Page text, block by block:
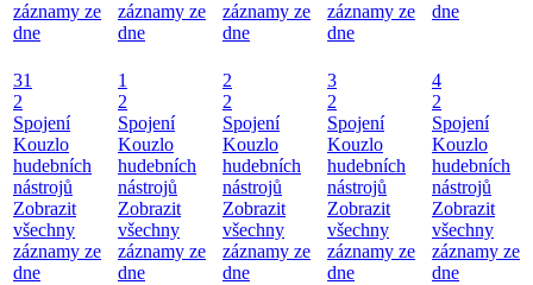
záznamy ze
dne
záznamy ze
dne
záznamy ze
dne
záznamy ze
dne
dne
31
2
Spojení
Kouzlo
hudebních
nástrojů
Zobrazit
všechny
záznamy ze
dne
1
2
Spojení
Kouzlo
hudebních
nástrojů
Zobrazit
všechny
záznamy ze
dne
2
2
Spojení
Kouzlo
hudebních
nástrojů
Zobrazit
všechny
záznamy ze
dne
3
2
Spojení
Kouzlo
hudebních
nástrojů
Zobrazit
všechny
záznamy ze
dne
4
2
Spojení
Kouzlo
hudebních
nástrojů
Zobrazit
všechny
záznamy ze
dne